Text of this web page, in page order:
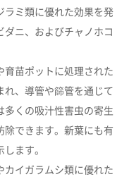
した。
る
ラミ類に優れた効果を発
ニ、およびチャノホコ
育苗ポットに処理された
、導管や篩管を通じて
くの吸汁性害虫の寄生
できます。新葉にも有
ます。
カイガラムシ類に優れた